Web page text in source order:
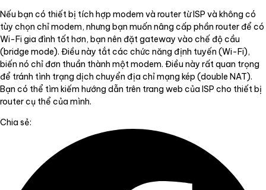
Nếu bạn có thiết bị tích hợp modem và router từ ISP và không có
tùy chọn chỉ modem, nhưng bạn muốn nâng cấp phần router để có
Wi-Fi gia đình tốt hơn, bạn nên đặt gateway vào chế độ cầu
(bridge mode). Điều này tắt các chức năng định tuyến (Wi-Fi),
biến nó chỉ đơn thuần thành một modem. Điều này rất quan trọng
để tránh tình trạng dịch chuyển địa chỉ mạng kép (double NAT).
Bạn có thể tìm kiếm hướng dẫn trên trang web của ISP cho thiết bị
router cụ thể của mình.
Chia sẻ: